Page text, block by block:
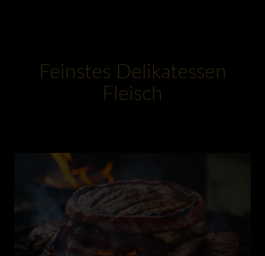
Feinstes Delikatessen
Fleisch